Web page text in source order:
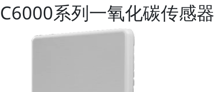
C6000系列一氧化碳传感器